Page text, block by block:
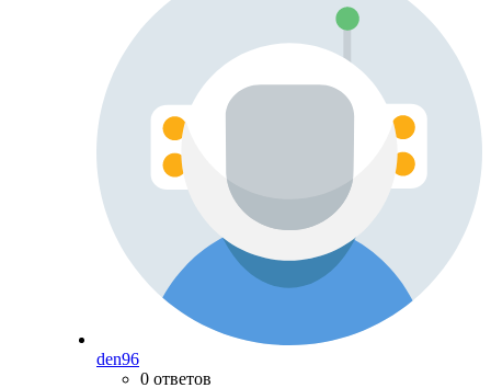
den96
0 ответов